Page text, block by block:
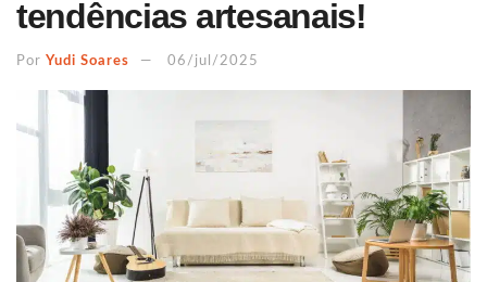
tendências artesanais!
Por Yudi Soares 06/jul/2025